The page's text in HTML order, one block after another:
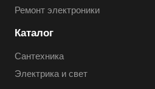
Ремонт электроники
Каталог
Сантехника
Электрика и свет